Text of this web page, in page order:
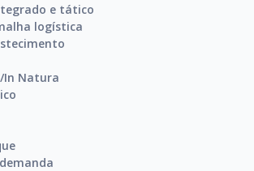
e tático
logística
In Natura